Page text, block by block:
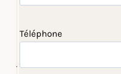
Téléphone